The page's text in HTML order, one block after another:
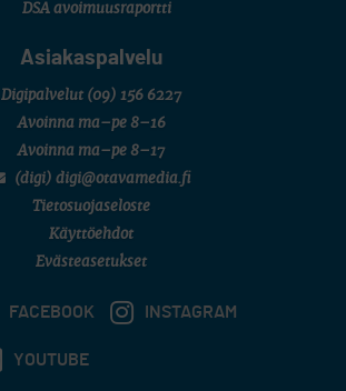
DSA avoimuusraportti
Asiakaspalvelu
Digipalvelut (09) 156 6227
Avoinna ma–pe 8–16
Avoinna ma–pe 8–17
(digi) digi@otavamedia.fi
Tietosuojaseloste
Käyttöehdot
Evästeasetukset
FACEBOOK INSTAGRAM
YOUTUBE